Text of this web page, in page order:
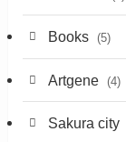
Books (5)
Artgene (4)
Sakura city